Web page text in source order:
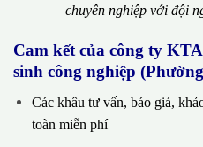
chuyên nghiệp với đội
Cam kết của công ty
sinh công nghiệp
Các khâu tư vấn, báo giá,
toàn miễn phí